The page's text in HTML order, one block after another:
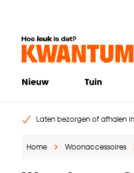
Nieuw Tuin
Laten bezorgen of afhalen
Home Woonaccessoires